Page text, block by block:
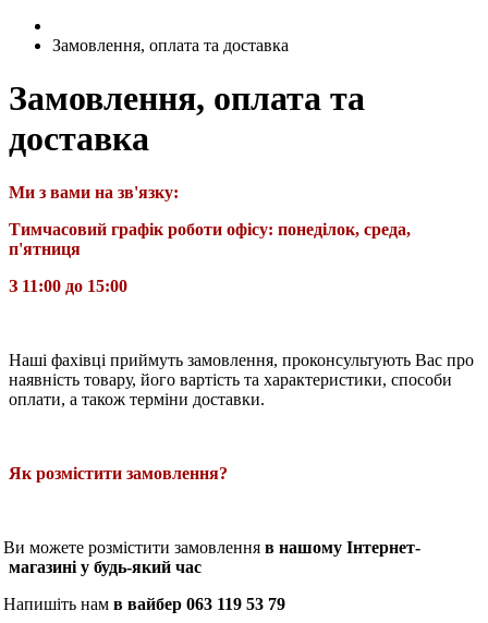
Замовлення, оплата та доставка
Замовлення, оплата та
доставка
Ми з вами на зв'язку:
Тимчасовий графік роботи офісу: понеділок, среда,
п'ятниця
З 11:00 до 15:00
Наші фахівці приймуть замовлення, проконсультують Вас про
наявність товару, його вартість та характеристики, способи
оплати, а також терміни доставки.
Як розмістити замовлення?
Ви можете розмістити замовлення в нашому Інтернет-
магазині у будь-який час
Напишіть нам в вайбер 063 119 53 79